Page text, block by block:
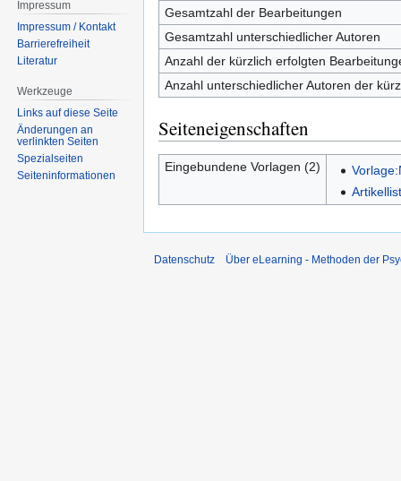
Gesamtzahl der Bearbeitungen
Gesamtzahl unterschiedlicher Autoren
Anzahl der kürzlich erfolgten
Anzahl unterschiedlicher Autoren der
Seiteneigenschaften
Eingebundene Vorlagen (2)
Impressum
Impressum / Kontakt
Barrierefreiheit
Literatur
Werkzeuge
Links auf diese Seite
Änderungen an
verlinkten Seiten
Spezialseiten
Seiten­informationen
Datenschutz Über eLearning - Methoden der